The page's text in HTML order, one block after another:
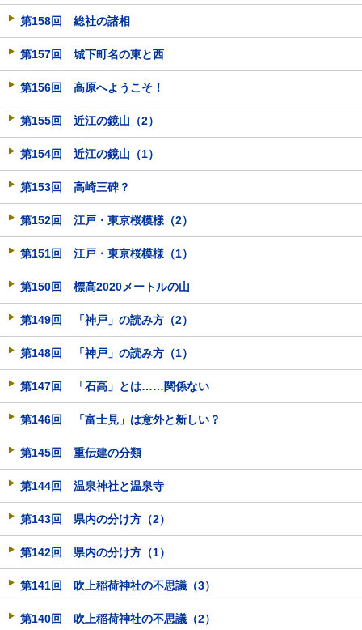
第158回 総社の諸相
第157回 城下町名の東と西
第156回 高原へようこそ！
第155回 近江の鏡山（2）
第154回 近江の鏡山（1）
第153回 高崎三碑？
第152回 江戸・東京桜模様（2）
第151回 江戸・東京桜模様（1）
第150回 標高2020メートルの山
第149回 「神戸」の読み方（2）
第148回 「神戸」の読み方（1）
第147回 「石高」とは……関係ない
第146回 「富士見」は意外と新しい？
第145回 重伝建の分類
第144回 温泉神社と温泉寺
第143回 県内の分け方（2）
第142回 県内の分け方（1）
第141回 吹上稲荷神社の不思議（3）
第140回 吹上稲荷神社の不思議（2）